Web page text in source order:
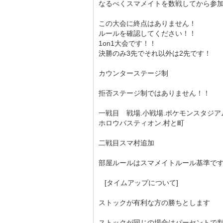
なるべくスマメイトを数戦してから参
この大会に終点はありません！
ルールを確認してください！！
1on1大会です！！
決勝のみ3先でそれ以外は2先です！
カウンターステージ制
拒否ステージ制ではありません！！
一戦目 戦場.小戦場.ポケモンスタジア
ホロウバスティオン.村と町
二戦目スマ村追加
部屋ルールはスマメイトルール基準です
[タイムアップについて]
ストックが有利な方の勝ちとします